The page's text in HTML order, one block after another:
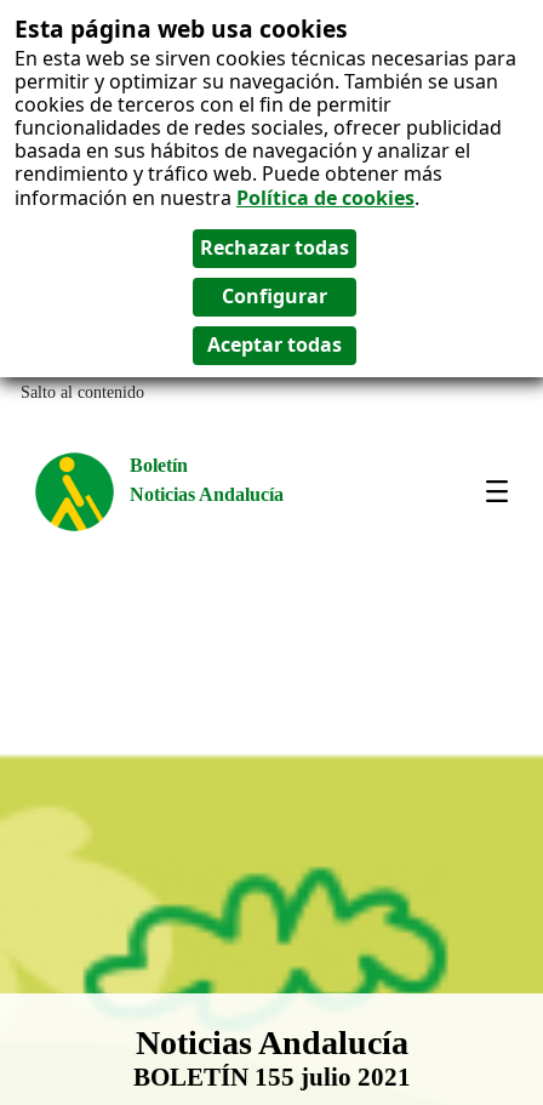
Esta página web usa cookies
En esta web se sirven cookies técnicas necesarias para
permitir y optimizar su navegación. También se usan
cookies de terceros con el fin de permitir
funcionalidades de redes sociales, ofrecer publicidad
basada en sus hábitos de navegación y analizar el
rendimiento y tráfico web. Puede obtener más
información en nuestra Política de cookies.
Salto al contenido
Boletín
Noticias Andalucía
Boletín Noticias Andalucía
Noticias Andalucía
BOLETÍN 155 julio 2021